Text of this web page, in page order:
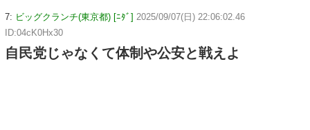
7: ビッグクランチ(東京都) [ﾆﾀﾞ] 2025/09/07(日) 22:06:02.46
ID:04cK0Hx30
自民党じゃなくて体制や公安と戦えよ